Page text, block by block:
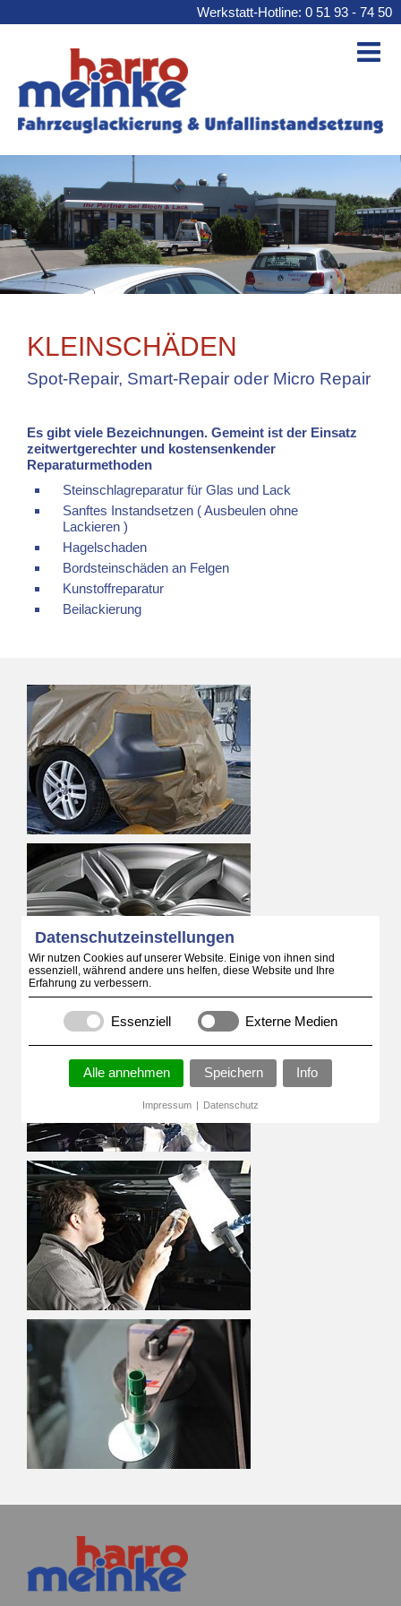
Datenschutzeinstellungen
Wir nutzen Cookies auf unserer Website. Einige von ihnen sind
essenziell, während andere uns helfen, diese Website und Ihre
Erfahrung zu verbessern.
Essenziell Externe Medien
Alle annehmen Speichern Info
Impressum | Datenschutz
Werkstatt-Hotline: 0 51 93 - 74 50
KLEINSCHÄDEN
Spot-Repair, Smart-Repair oder Micro Repair
Es gibt viele Bezeichnungen. Gemeint ist der Einsatz
zeitwertgerechter und kostensenkender
Reparaturmethoden
Steinschlagreparatur für Glas und Lack
Sanftes Instandsetzen ( Ausbeulen ohne
Lackieren )
Hagelschaden
Bordsteinschäden an Felgen
Kunstoffreparatur
Beilackierung